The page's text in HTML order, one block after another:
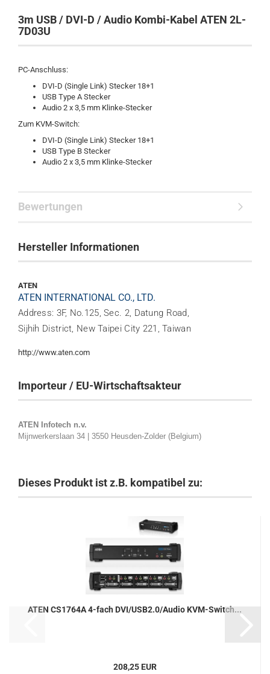
3m USB / DVI-D / Audio Kombi-Kabel ATEN 2L-
7D03U
PC-Anschluss:
DVI-D (Single Link) Stecker 18+1
USB Type A Stecker
Audio 2 x 3,5 mm Klinke-Stecker
Zum KVM-Switch:
DVI-D (Single Link) Stecker 18+1
USB Type B Stecker
Audio 2 x 3,5 mm Klinke-Stecker
Bewertungen
Hersteller Informationen
ATEN
ATEN INTERNATIONAL CO., LTD.
Address: 3F, No.125, Sec. 2, Datung Road,
Sijhih District, New Taipei City 221, Taiwan
http://www.aten.com
Importeur / EU-Wirtschaftsakteur
ATEN Infotech n.v.
Mijnwerkerslaan 34 | 3550 Heusden-Zolder (Belgium)
Dieses Produkt ist z.B. kompatibel zu:
ATEN CS1764A 4-fach DVI/USB2.0/Audio KVM-Switch...
208,25 EUR